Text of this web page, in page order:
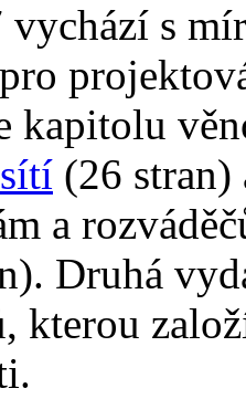
s
kapitolu
(26
a
Druhá
kterou